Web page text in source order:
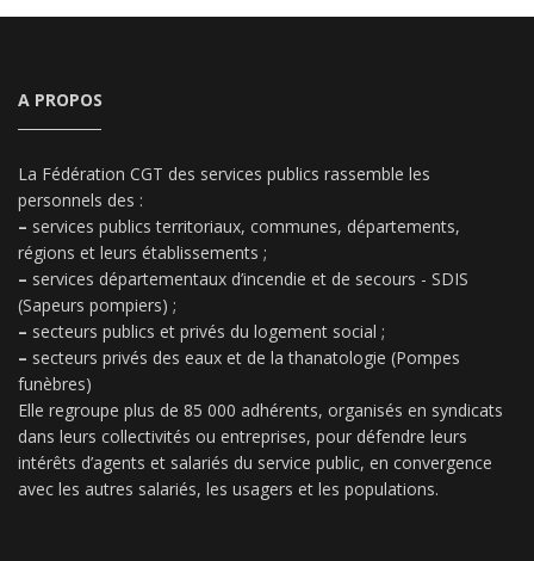
A PROPOS
La Fédération CGT des services publics rassemble les
personnels des :
– services publics territoriaux, communes, départements,
régions et leurs établissements ;
– services départementaux d’incendie et de secours - SDIS
(Sapeurs pompiers) ;
– secteurs publics et privés du logement social ;
– secteurs privés des eaux et de la thanatologie (Pompes
funèbres)
Elle regroupe plus de 85 000 adhérents, organisés en syndicats
dans leurs collectivités ou entreprises, pour défendre leurs
intérêts d’agents et salariés du service public, en convergence
avec les autres salariés, les usagers et les populations.